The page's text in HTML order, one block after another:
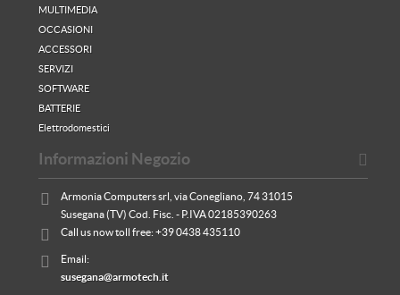
MULTIMEDIA
OCCASIONI
ACCESSORI
SERVIZI
SOFTWARE
BATTERIE
Elettrodomestici
Informazioni Negozio
Armonia Computers srl, via Conegliano, 74 31015
Susegana (TV) Cod. Fisc. - P.IVA 02185390263
Call us now toll free:+39 0438 435110
Email:
susegana@armotech.it